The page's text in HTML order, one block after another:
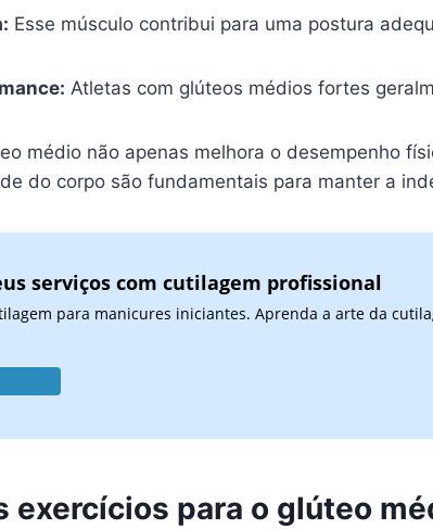
Esse músculo contribui para uma postura
Atletas com glúteos médios fortes
médio não apenas melhora o desempenho
do corpo são fundamentais para manter a
serviços com cutilagem profissional
para manicures iniciantes. Aprenda a arte da
exercícios para o glúteo